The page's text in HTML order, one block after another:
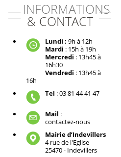
INFORMATIONS
& CONTACT
Lundi : 9h à 12h
Mardi : 15h à 19h
Mercredi : 13h45 à
16h30
Vendredi : 13h45 à
16h
Tel : 03 81 44 41 47
Mail :
contactez-nous
Mairie d’Indevillers
4 rue de l'Eglise
25470 - Indevillers